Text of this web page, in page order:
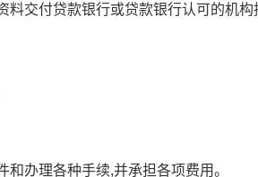
交付贷款银行或贷款银行认可的机构
办理各种手续,并承担各项费用。